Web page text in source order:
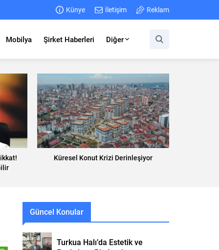
Künye İletişim Reklam
Mobilya Şirket Haberleri Diğer
Küresel Konut Krizi Derinleşiyor
Güncel Konular
Turkua Halı’da Estetik ve